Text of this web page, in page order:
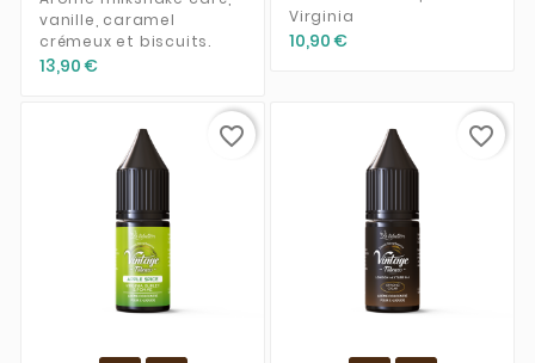
vanille, caramel
crémeux et biscuits.
13,90 €
Virginia
10,90 €
favorite_border favorite_border